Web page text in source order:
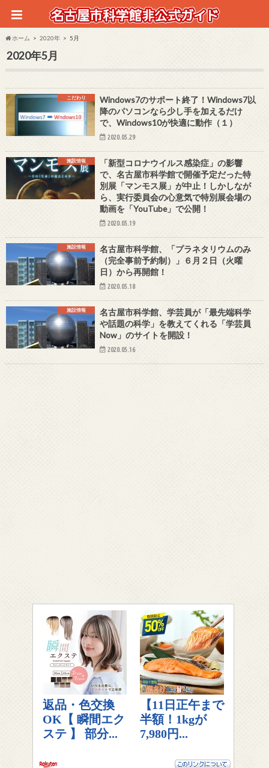
ホーム 2020年 5月
2020年5月
こだわり
Windows7のサポート終了！Windows7以
降のパソコンなら少し手を加えるだけ
で、Windows10が快適に動作（１）
2020.05.29
施設情報
「新型コロナウイルス感染症」の影響
で、名古屋市科学館で開催予定だった特
別展「マンモス展」が中止！しかしなが
ら、実行委員会の心意気で特別展会場の
動画を「YouTube」で公開！
2020.05.19
施設情報
名古屋市科学館、「プラネタリウムのみ
（完全事前予約制）」６月２日（火曜
日）から再開館！
2020.05.18
施設情報
名古屋市科学館、学芸員が「最先端科学
や話題の科学」を教えてくれる「学芸員
Now」のサイトを開設！
2020.05.16